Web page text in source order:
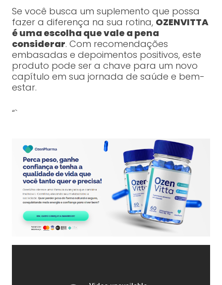
Se você busca um suplemento que possa
fazer a diferença na sua rotina, OZENVITTA
é uma escolha que vale a pena
considerar. Com recomendações
embasadas e depoimentos positivos, este
produto pode ser a chave para um novo
capítulo em sua jornada de saúde e bem-
estar.
“`